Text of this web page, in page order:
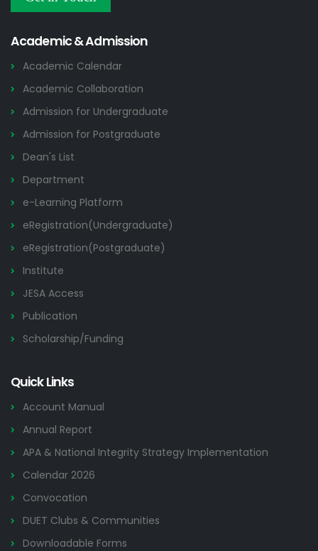
2026
Academic & Admission
Academic Calendar
Academic Collaboration
Admission for Undergraduate
Admission for Postgraduate
Dean's List
Department
e-Learning Platform
eRegistration(Undergraduate)
eRegistration(Postgraduate)
Institute
JESA Access
Publication
Scholarship/Funding
Quick Links
Account Manual
Annual Report
APA & National Integrity Strategy Implementation
Calendar 2026
Convocation
DUET Clubs & Communities
Downloadable Forms